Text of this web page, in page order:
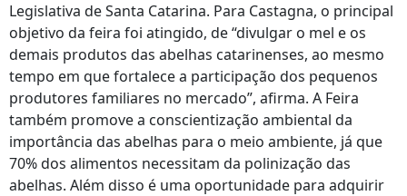
Legislativa de Santa Catarina. Para Castagna, o principal
objetivo da feira foi atingido, de “divulgar o mel e os
demais produtos das abelhas catarinenses, ao mesmo
tempo em que fortalece a participação dos pequenos
produtores familiares no mercado”, afirma. A Feira
também promove a conscientização ambiental da
importância das abelhas para o meio ambiente, já que
70% dos alimentos necessitam da polinização das
abelhas. Além disso é uma oportunidade para adquirir